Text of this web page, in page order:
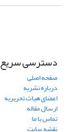
دسترسی سریع
صفحه اصلی
درباره نشریه
اعضای هیات تحریریه
ارسال مقاله
تماس با ما
نقشه سایت